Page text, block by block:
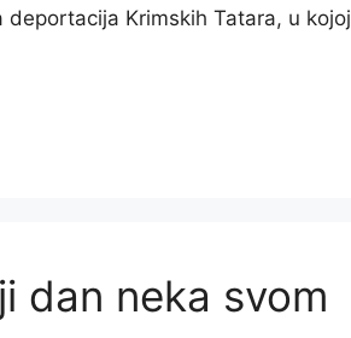
Krimskih Tatara, u kojoj
dan neka svom